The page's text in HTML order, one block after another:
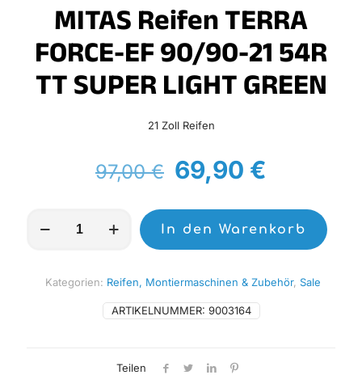
MITAS Reifen TERRA
FORCE-EF 90/90-21 54R
TT SUPER LIGHT GREEN
21 Zoll Reifen
97,00€ Ursprünglicher
Preis
war:
97,00 €
69,90 €
ist:
69,90
Reifen
In den Warenkorb
ARTIKELNUMMER: 9003164
Kategorien: Reifen, Montiermaschinen & Zubehör, Sale
Teilen